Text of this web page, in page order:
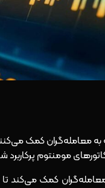
به معامله‌گران کمک
مومنتوم پرکاربرد